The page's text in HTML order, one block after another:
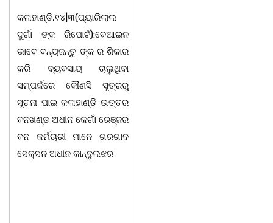
କଳାହାଣ୍ଡି,୧୪|୩(ପ୍ୟାରିଲାଲ
ଦୁର୍ଗା ଙ୍କ ରିପୋର୍ଟ):ବେଆଇନ
ଭାବେ ବନ୍ୟଜନ୍ତୁ ଙ୍କ ର ଶିକାର
କରି ବ୍ୟବସାୟ ଚାଲୁଥିବା
ସମ୍ପର୍କରେ କୌଣସି ସୂତ୍ରରୁ
ସୂଚନା ପାଇ କଳାହାଣ୍ଡି ଉତ୍ତର
ବନଖଣ୍ଡ ଅଧୀନ କେଗାଁ ରେଞ୍ଜର
ବନ କର୍ମଚାରୀ ମାନେ ଗରଗାବ
ସେକ୍ସନ ଅଧୀନ କାନ୍ଦୁଲଝର